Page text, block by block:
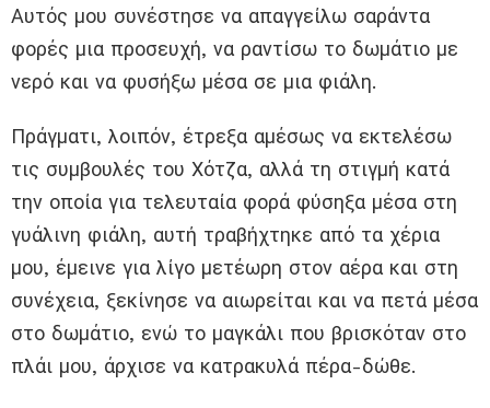
Αυτός μου συνέστησε να απαγγείλω σαράντα
φορές μια προσευχή, να ραντίσω το δωμάτιο με
νερό και να φυσήξω μέσα σε μια φιάλη.
Πράγματι, λοιπόν, έτρεξα αμέσως να εκτελέσω
τις συμβουλές του Χότζα, αλλά τη στιγμή κατά
την οποία για τελευταία φορά φύσηξα μέσα στη
γυάλινη φιάλη, αυτή τραβήχτηκε από τα χέρια
μου, έμεινε για λίγο μετέωρη στον αέρα και στη
συνέχεια, ξεκίνησε να αιωρείται και να πετά μέσα
στο δωμάτιο, ενώ το μαγκάλι που βρισκόταν στο
πλάι μου, άρχισε να κατρακυλά πέρα-δώθε.